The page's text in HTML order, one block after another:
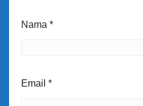
Nama *
Email *